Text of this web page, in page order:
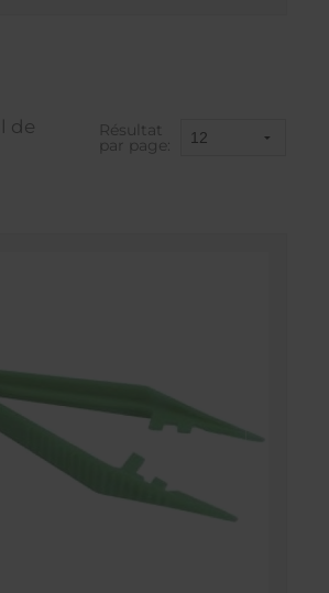
de
Résultat
par page: